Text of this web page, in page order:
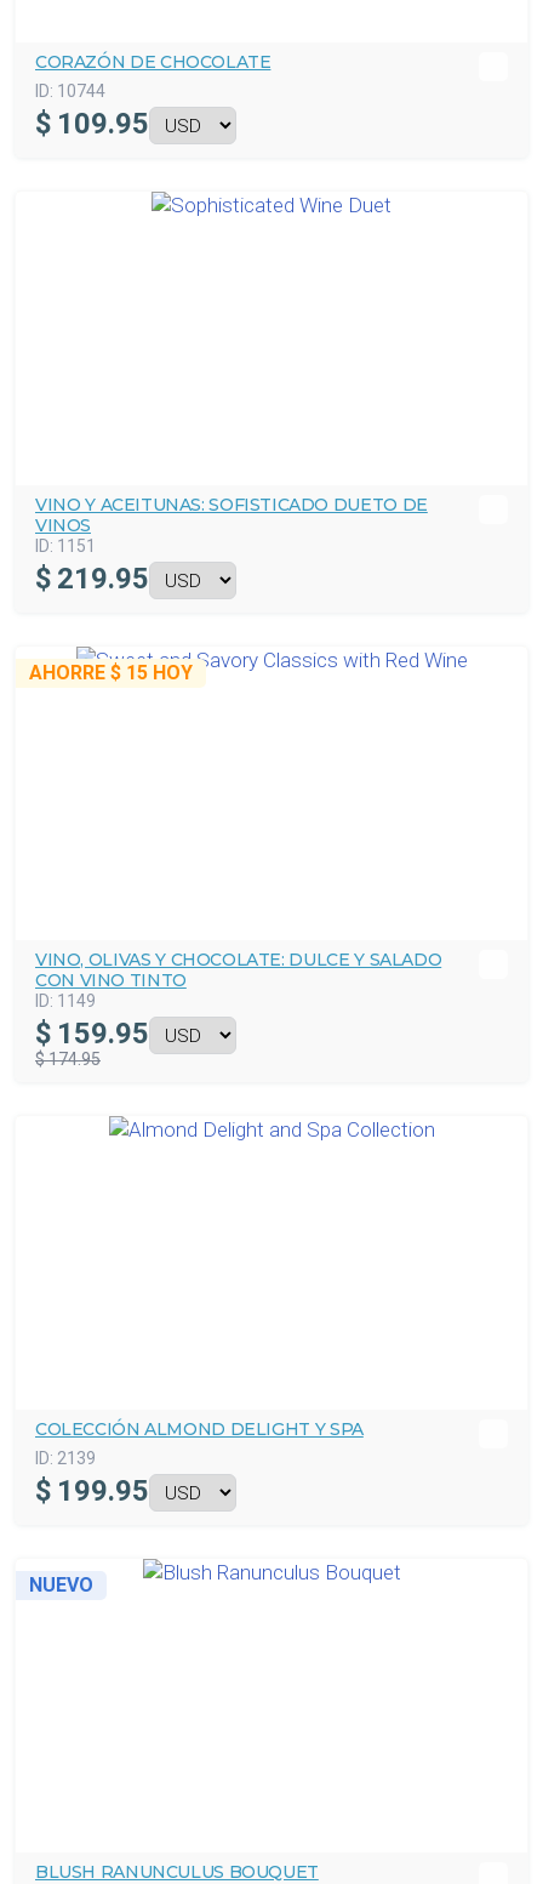
CORAZÓN DE CHOCOLATE
ID: 10744
$ 109.95
VINO Y ACEITUNAS: SOFISTICADO DUETO DE
VINOS
ID: 1151
$ 219.95
AHORRE $ 15 HOY
VINO, OLIVAS Y CHOCOLATE: DULCE Y SALADO
CON VINO TINTO
ID: 1149
$ 159.95
$ 174.95
COLECCIÓN ALMOND DELIGHT Y SPA
ID: 2139
$ 199.95
NUEVO
BLUSH RANUNCULUS BOUQUET